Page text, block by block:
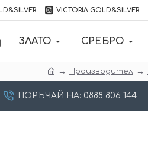
VICTORIA GOLD&SILVER
ЗЛАТО СРЕБРО
Производител
ПОРЪЧАЙ НА: 0888 806 144